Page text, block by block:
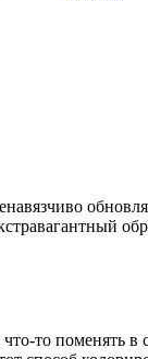
то поменять